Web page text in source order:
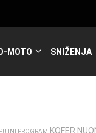
MOTO SNIŽENJA
PUTNI PROGRAM
KOFER